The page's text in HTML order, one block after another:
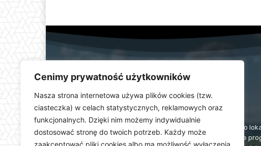
Cenimy prywatność użytkowników
Nasza strona internetowa używa plików cookies (tzw.
ciasteczka) w celach statystycznych, reklamowych oraz
funkcjonalnych. Dzięki nim możemy indywidualnie
dostosować stronę do twoich potrzeb. Każdy może
zaakceptować pliki cookies albo ma możliwość wyłączenia
Telewizja Kłodzka (TvK) to
dolnośląskiego. Stacja emituje